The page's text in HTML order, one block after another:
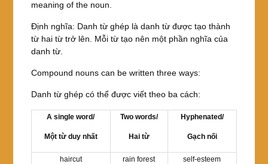
meaning of the noun.
Định nghĩa: Danh từ ghép là danh từ được tạo thành
từ hai từ trở lên. Mỗi từ tạo nên một phần nghĩa của
danh từ.
Compound nouns can be written three ways:
Danh từ ghép có thể được viết theo ba cách:
A single word/
Một từ duy nhất
Two words/
Hai từ
Hyphenated/
Gạch nối
haircut rain forest
self-esteem